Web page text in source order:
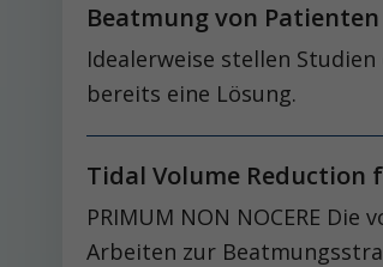
Beatmung von
Idealerweise stellen
bereits eine Lösung.
Tidal Volume
PRIMUM NON NOCERE
Arbeiten zur